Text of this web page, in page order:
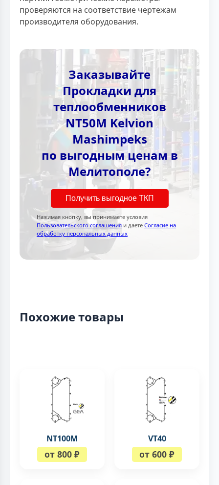
проверяются на соответствие чертежам
производителя оборудования.
Заказывайте
Прокладки для
теплообменников
NT50M Kelvion
Mashimpeks
по выгодным ценам в
Мелитополе?
Получить выгодное ТКП
Нажимая кнопку, вы принимаете условия
Пользовательского соглашения и даете Согласие на
обработку персональных данных
Похожие товары
NT100M
от 800 ₽
VT40
от 600 ₽